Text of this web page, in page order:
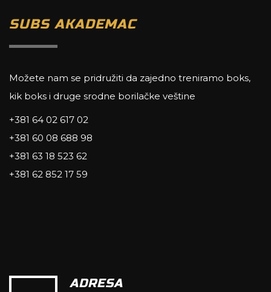
SUBS AKADEMAC
Možete nam se pridružiti da zajedno treniramo boks,
kik boks i druge srodne borilačke veštine
+381 64 02 617 02
+381 60 08 688 98
+381 63 18 523 62
+381 62 852 17 59
ADRESA